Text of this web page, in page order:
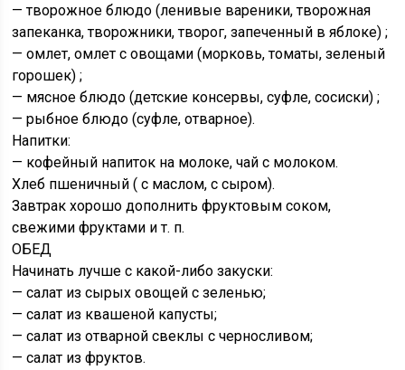
— творожное блюдо (ленивые вареники, творожная
запеканка, творожники, творог, запеченный в яблоке) ;
— омлет, омлет с овощами (морковь, томаты, зеленый
горошек) ;
— мясное блюдо (детские консервы, суфле, сосиски) ;
— рыбное блюдо (суфле, отварное).
Напитки:
— кофейный напиток на молоке, чай с молоком.
Хлеб пшеничный ( с маслом, с сыром).
Завтрак хорошо дополнить фруктовым соком,
свежими фруктами и т. п.
ОБЕД
Начинать лучше с какой-либо закуски:
— салат из сырых овощей с зеленью;
— салат из квашеной капусты;
— салат из отварной свеклы с черносливом;
— салат из фруктов.